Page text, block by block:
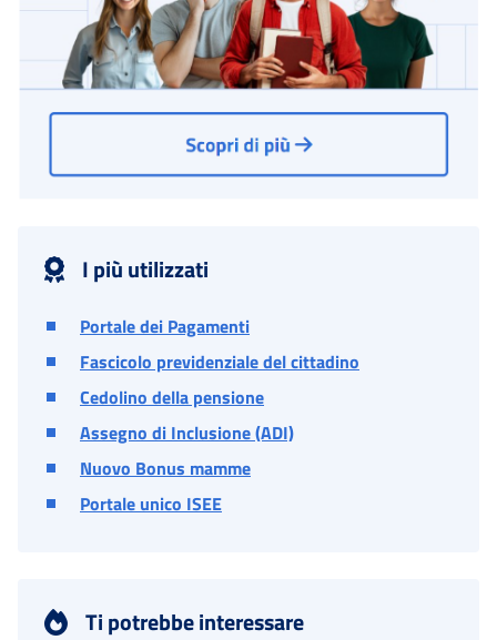
I più utilizzati
Portale dei Pagamenti
Fascicolo previdenziale del cittadino
Cedolino della pensione
Assegno di Inclusione (ADI)
Nuovo Bonus mamme
Portale unico ISEE
Ti potrebbe interessare